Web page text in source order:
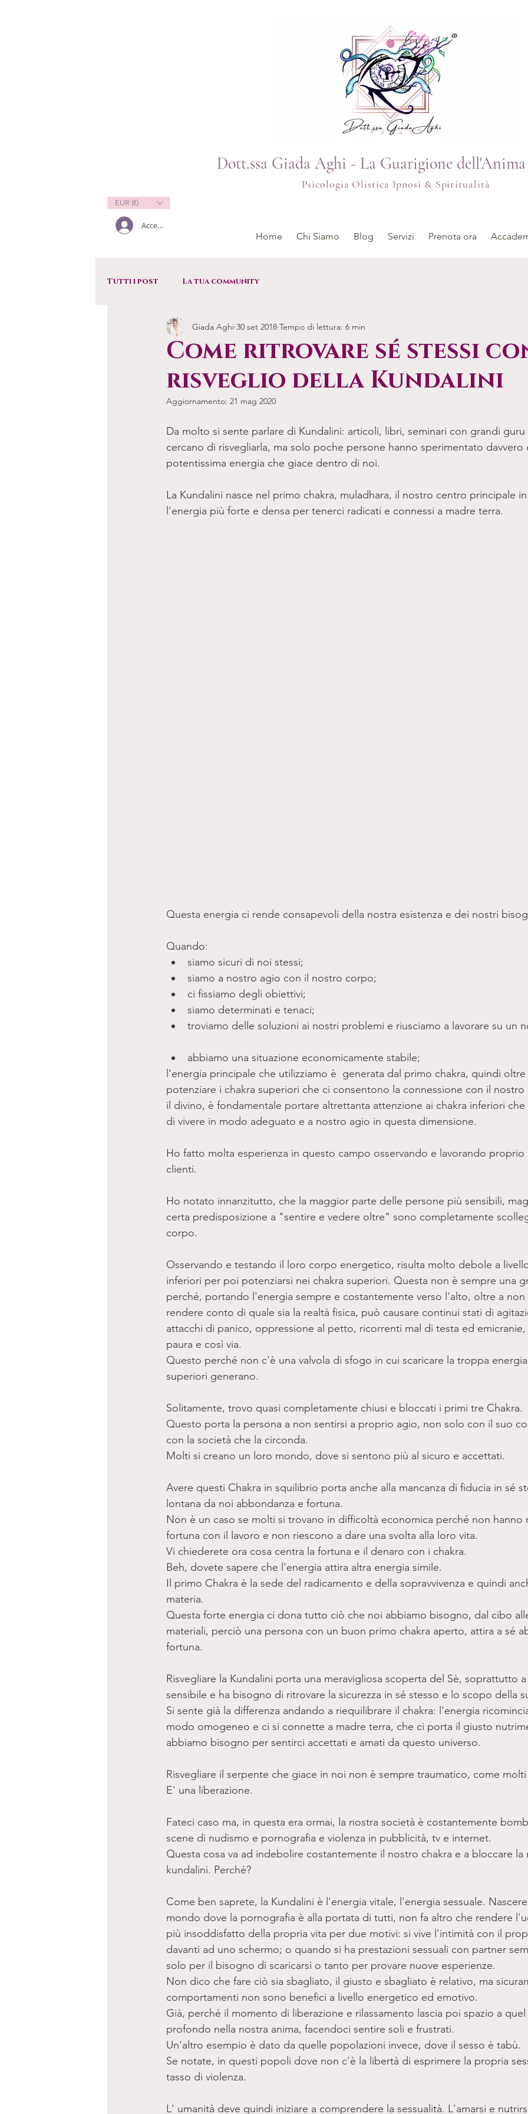
Dott.ssa Giada Aghi - La Guarigione
Psicologia Olistica Ipnosi & Spiritualità
EUR (€)
Accedi
Home Chi Siamo Blog Servizi Prenota ora
Tutti i post La tua community
Come ritrovare sé stessi
risveglio della Kundalini
Giada Aghi 30 set 2018 Tempo di lettura: 6 min
Aggiornamento: 21 mag 2020
Da molto si sente parlare di Kundalini: articoli, libri, seminari con grandi guru
cercano di risvegliarla, ma solo poche persone hanno sperimentato davvero
potentissima energia che giace dentro di noi.
La Kundalini nasce nel primo chakra, muladhara, il nostro centro principale
l'energia più forte e densa per tenerci radicati e connessi a madre terra.
Questa energia ci rende consapevoli della nostra esistenza e dei nostri
Quando:
siamo sicuri di noi stessi;
siamo a nostro agio con il nostro corpo;
ci fissiamo degli obiettivi;
siamo determinati e tenaci;
troviamo delle soluzioni ai nostri problemi e riusciamo a lavorare su un
abbiamo una situazione economicamente stabile;
l'energia principale che utilizziamo è  generata dal primo chakra, quindi
potenziare i chakra superiori che ci consentono la connessione con il nostro
il divino, è fondamentale portare altrettanta attenzione ai chakra inferiori
di vivere in modo adeguato e a nostro agio in questa dimensione.
Ho fatto molta esperienza in questo campo osservando e lavorando proprio
clienti.
Ho notato innanzitutto, che la maggior parte delle persone più sensibili,
certa predisposizione a "sentire e vedere oltre" sono completamente
corpo.
Osservando e testando il loro corpo energetico, risulta molto debole a
inferiori per poi potenziarsi nei chakra superiori. Questa non è sempre una
perché, portando l'energia sempre e costantemente verso l'alto, oltre a non
rendere conto di quale sia la realtà fisica, può causare continui stati di
attacchi di panico, oppressione al petto, ricorrenti mal di testa ed emicranie,
paura e così via.
Questo perché non c'è una valvola di sfogo in cui scaricare la troppa
superiori generano.
Solitamente, trovo quasi completamente chiusi e bloccati i primi tre Chakra.
Questo porta la persona a non sentirsi a proprio agio, non solo con il suo
con la società che la circonda.
Molti si creano un loro mondo, dove si sentono più al sicuro e accettati.
Avere questi Chakra in squilibrio porta anche alla mancanza di fiducia in sé
lontana da noi abbondanza e fortuna.
Non è un caso se molti si trovano in difficoltà economica perché non hanno
fortuna con il lavoro e non riescono a dare una svolta alla loro vita.
Vi chiederete ora cosa centra la fortuna e il denaro con i chakra.
Beh, dovete sapere che l'energia attira altra energia simile.
Il primo Chakra è la sede del radicamento e della sopravvivenza e quindi
materia.
Questa forte energia ci dona tutto ciò che noi abbiamo bisogno, dal cibo
materiali, perciò una persona con un buon primo chakra aperto, attira a sé
fortuna.
Risvegliare la Kundalini porta una meravigliosa scoperta del Sè, soprattutto
sensibile e ha bisogno di ritrovare la sicurezza in sé stesso e lo scopo della
Si sente già la differenza andando a riequilibrare il chakra: l'energia
modo omogeneo e ci si connette a madre terra, che ci porta il giusto
abbiamo bisogno per sentirci accettati e amati da questo universo.
Risvegliare il serpente che giace in noi non è sempre traumatico, come molti
E' una liberazione.
Fateci caso ma, in questa era ormai, la nostra società è costantemente
scene di nudismo e pornografia e violenza in pubblicità, tv e internet.
Questa cosa va ad indebolire costantemente il nostro chakra e a bloccare la
kundalini. Perché?
Come ben saprete, la Kundalini è l'energia vitale, l'energia sessuale.
mondo dove la pornografia è alla portata di tutti, non fa altro che rendere
più insoddisfatto della propria vita per due motivi: si vive l'intimità con il
davanti ad uno schermo; o quando si ha prestazioni sessuali con partner
solo per il bisogno di scaricarsi o tanto per provare nuove esperienze.
Non dico che fare ciò sia sbagliato, il giusto e sbagliato è relativo, ma
comportamenti non sono benefici a livello energetico ed emotivo.
Già, perché il momento di liberazione e rilassamento lascia poi spazio a
profondo nella nostra anima, facendoci sentire soli e frustrati.
Un'altro esempio è dato da quelle popolazioni invece, dove il sesso è tabù.
Se notate, in questi popoli dove non c'è la libertà di esprimere la propria
tasso di violenza.
L' umanità deve quindi iniziare a comprendere la sessualità. L'amarsi e